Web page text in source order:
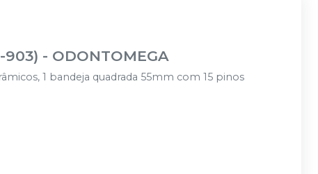
903) - ODONTOMEGA
1 bandeja quadrada 55mm com 15 pinos